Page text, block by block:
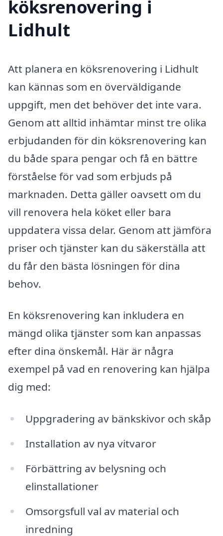
köksrenovering i
Lidhult
Att planera en köksrenovering i Lidhult
kan kännas som en överväldigande
uppgift, men det behöver det inte vara.
Genom att alltid inhämtar minst tre olika
erbjudanden för din köksrenovering kan
du både spara pengar och få en bättre
förståelse för vad som erbjuds på
marknaden. Detta gäller oavsett om du
vill renovera hela köket eller bara
uppdatera vissa delar. Genom att jämföra
priser och tjänster kan du säkerställa att
du får den bästa lösningen för dina
behov.
En köksrenovering kan inkludera en
mängd olika tjänster som kan anpassas
efter dina önskemål. Här är några
exempel på vad en renovering kan hjälpa
dig med:
Uppgradering av bänkskivor och skåp
Installation av nya vitvaror
Förbättring av belysning och
elinstallationer
Omsorgsfull val av material och
inredning